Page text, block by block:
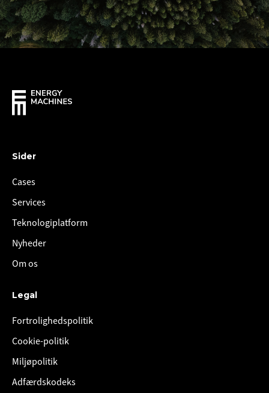
Sider
Cases
Services
Teknologiplatform
Nyheder
Om os
Legal
Fortrolighedspolitik
Cookie-politik
Miljøpolitik
Adfærdskodeks